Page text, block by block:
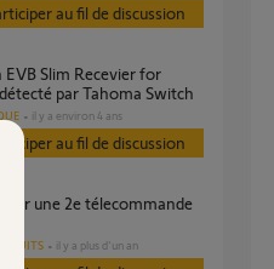
au fil de discussion
par Tahoma Switch
il y a environ 4 ans
au fil de discussion
il y a plus d'un an